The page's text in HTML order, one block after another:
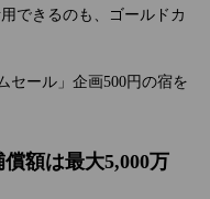
できるのも、ゴールドカ
セール」企画500円の宿を
額は最大5,000万